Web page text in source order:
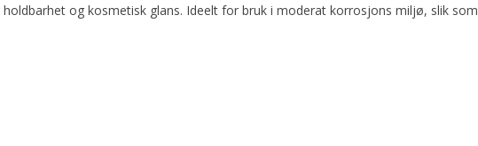
og kosmetisk glans. Ideelt for bruk i moderat korrosjons miljø, slik som